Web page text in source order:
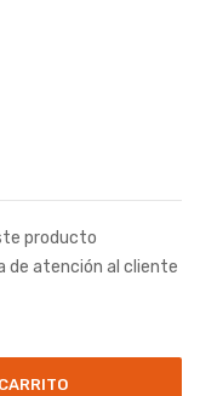
producto
de atención al cliente